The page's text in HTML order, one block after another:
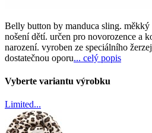
Belly button by manduca sling. měkký
nošení dětí. určen pro novorozence a
narození. vyroben ze speciálního
dostatečnou oporu... celý popis
Vyberte variantu výrobku
Limited...